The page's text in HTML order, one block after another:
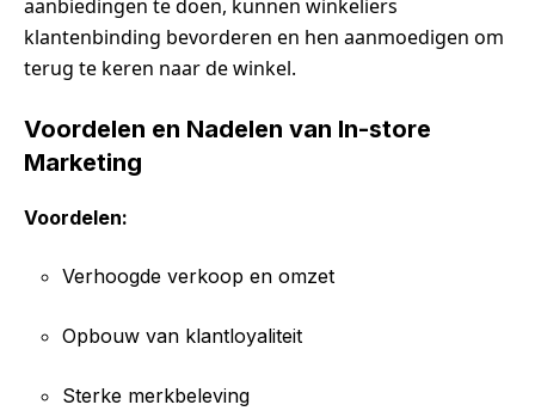
aanbiedingen te doen, kunnen winkeliers
klantenbinding bevorderen en hen aanmoedigen om
terug te keren naar de winkel.
Voordelen en Nadelen van In-store
Marketing
Voordelen:
Verhoogde verkoop en omzet
Opbouw van klantloyaliteit
Sterke merkbeleving